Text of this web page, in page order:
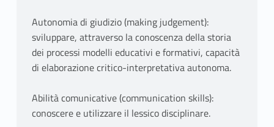
Autonomia di giudizio (making judgement):
sviluppare, attraverso la conoscenza della storia
dei processi modelli educativi e formativi, capacità
di elaborazione critico-interpretativa autonoma.
Abilità comunicative (communication skills):
conoscere e utilizzare il lessico disciplinare.